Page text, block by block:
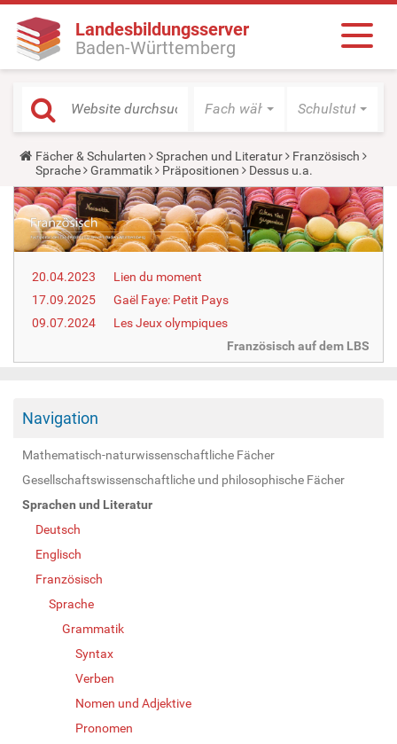
Landesbildungsserver
Baden-Württemberg
Fach wählen Schulstufe
Y
o
u
a
r
e
h
e
e
:
Fächer & Schularten Sprachen und Literatur
Französisch
Sprache
Grammatik Präpositionen Dessus u.a.
20.04.2023
Lien du moment
17.09.2025
Gaël Faye: Petit Pays
09.07.2024
Les Jeux olympiques
Französisch auf dem LBS
Navigation
Mathematisch-naturwissenschaftliche Fächer
Gesellschaftswissenschaftliche und philosophische Fächer
Sprachen und Literatur
Deutsch
Englisch
Französisch
Sprache
Grammatik
Syntax
Verben
Nomen und Adjektive
Pronomen